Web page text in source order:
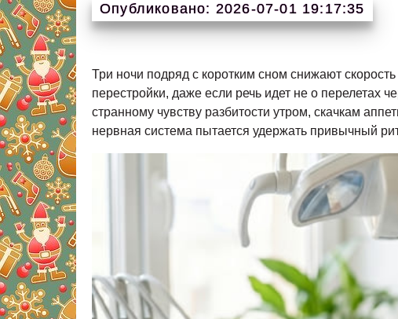
Опубликовано: 2026-07-01 19:17:35
Три ночи подряд с коротким сном снижают
перестройки, даже если речь идет не о перелетах
странному чувству разбитости утром, скачкам
нервная система пытается удержать привычный